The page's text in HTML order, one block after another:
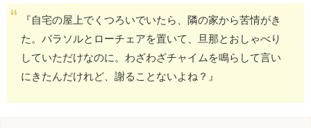
『自宅の屋上でくつろいでいたら、隣の家から苦情がき
た。パラソルとローチェアを置いて、旦那とおしゃべり
していただけなのに。わざわざチャイムを鳴らして言い
にきたんだけれど、謝ることないよね？』